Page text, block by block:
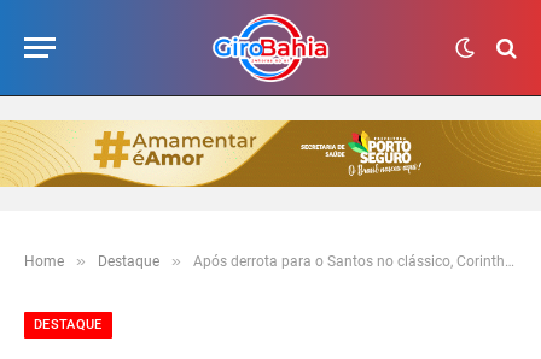
Home » Destaque » Após derrota para o Santos no clássico, Corinthians demite o técnico Sylvinho
DESTAQUE